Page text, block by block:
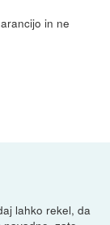
in ne
lahko rekel, da